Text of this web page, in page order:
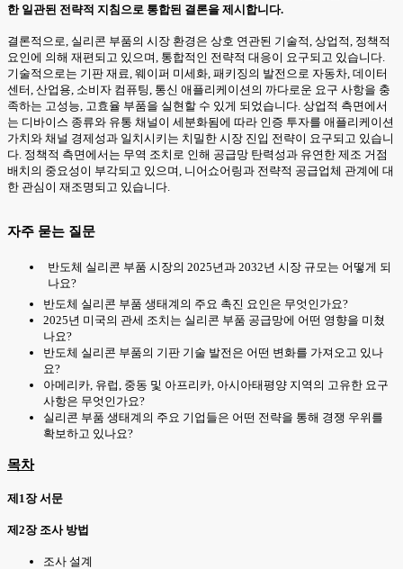
한 일관된 전략적 지침으로 통합된 결론을 제시합니다.
결론적으로, 실리콘 부품의 시장 환경은 상호 연관된 기술적, 상업적, 정책적
요인에 의해 재편되고 있으며, 통합적인 전략적 대응이 요구되고 있습니다.
기술적으로는 기판 재료, 웨이퍼 미세화, 패키징의 발전으로 자동차, 데이터
센터, 산업용, 소비자 컴퓨팅, 통신 애플리케이션의 까다로운 요구 사항을 충
족하는 고성능, 고효율 부품을 실현할 수 있게 되었습니다. 상업적 측면에서
는 디바이스 종류와 유통 채널이 세분화됨에 따라 인증 투자를 애플리케이션
가치와 채널 경제성과 일치시키는 치밀한 시장 진입 전략이 요구되고 있습니
다. 정책적 측면에서는 무역 조치로 인해 공급망 탄력성과 유연한 제조 거점
배치의 중요성이 부각되고 있으며, 니어쇼어링과 전략적 공급업체 관계에 대
한 관심이 재조명되고 있습니다.
자주 묻는 질문
반도체 실리콘 부품 시장의 2025년과 2032년 시장 규모는 어떻게 되
나요?
반도체 실리콘 부품 생태계의 주요 촉진 요인은 무엇인가요?
2025년 미국의 관세 조치는 실리콘 부품 공급망에 어떤 영향을 미쳤
나요?
반도체 실리콘 부품의 기판 기술 발전은 어떤 변화를 가져오고 있나
요?
아메리카, 유럽, 중동 및 아프리카, 아시아태평양 지역의 고유한 요구
사항은 무엇인가요?
실리콘 부품 생태계의 주요 기업들은 어떤 전략을 통해 경쟁 우위를
확보하고 있나요?
목차
제1장 서문
제2장 조사 방법
조사 설계